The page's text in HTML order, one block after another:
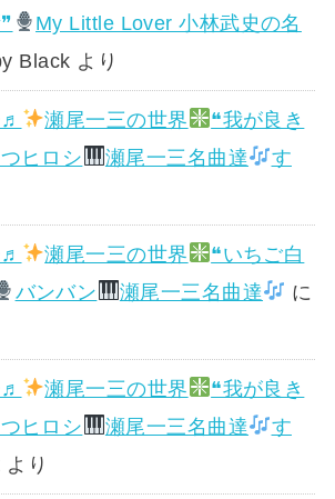
My Little Lover 小林武史の名
Black より
瀬尾一三の世界
❝我が良き
ヒロシ 瀬尾一三名曲達
す
瀬尾一三の世界
❝いちご白
バンバン 瀬尾一三名曲達
に
瀬尾一三の世界
❝我が良き
ヒロシ 瀬尾一三名曲達
す
より